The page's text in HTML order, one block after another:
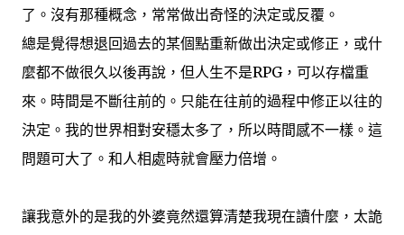
了。沒有那種概念，常常做出奇怪的決定或反覆。
總是覺得想退回過去的某個點重新做出決定或修正，或什
麼都不做很久以後再說，但人生不是RPG，可以存檔重
來。時間是不斷往前的。只能在往前的過程中修正以往的
決定。我的世界相對安穩太多了，所以時間感不一樣。這
問題可大了。和人相處時就會壓力倍增。
讓我意外的是我的外婆竟然還算清楚我現在讀什麼，太詭